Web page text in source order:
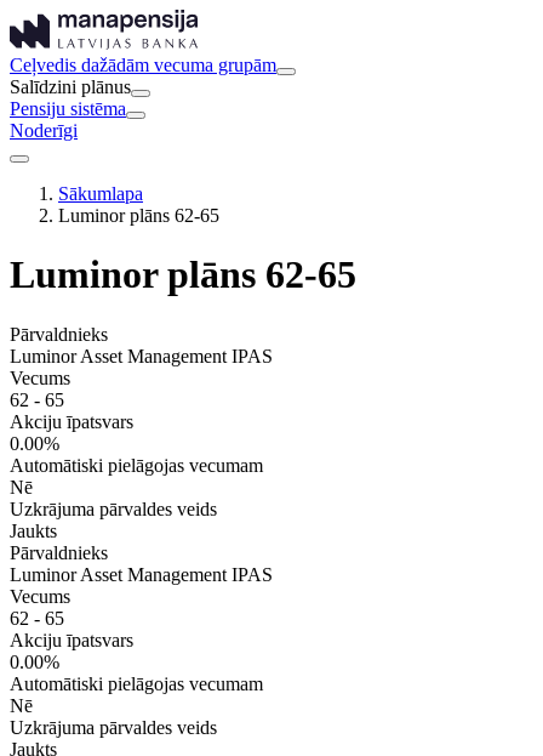
Ceļvedis dažādām vecuma grupām
Salīdzini plānus
Pensiju sistēma
Noderīgi
Sākumlapa
Luminor plāns 62-65
Luminor plāns 62-65
Pārvaldnieks
Luminor Asset Management IPAS
Vecums
62 - 65
Akciju īpatsvars
0.00%
Automātiski pielāgojas vecumam
Nē
Uzkrājuma pārvaldes veids
Jaukts
Pārvaldnieks
Luminor Asset Management IPAS
Vecums
62 - 65
Akciju īpatsvars
0.00%
Automātiski pielāgojas vecumam
Nē
Uzkrājuma pārvaldes veids
Jaukts